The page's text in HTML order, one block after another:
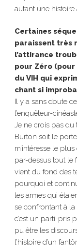
autant une
Certaines
paraissent très
l’attirance
pour Zéro
du VIH qui
chant si
Il y a sans doute
l’enquêteur-
Je ne crois pas
Burton soit le
m’intéresse le
par-dessus tout le
vient du fond des
pourquoi et
les armes qui
se confrontant à
c’est un parti-pris
pu être les
l’histoire d’un